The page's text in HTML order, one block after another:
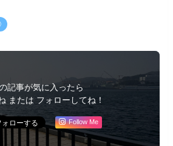
記事が気に入ったら
または フォローしてね！
Follow Me